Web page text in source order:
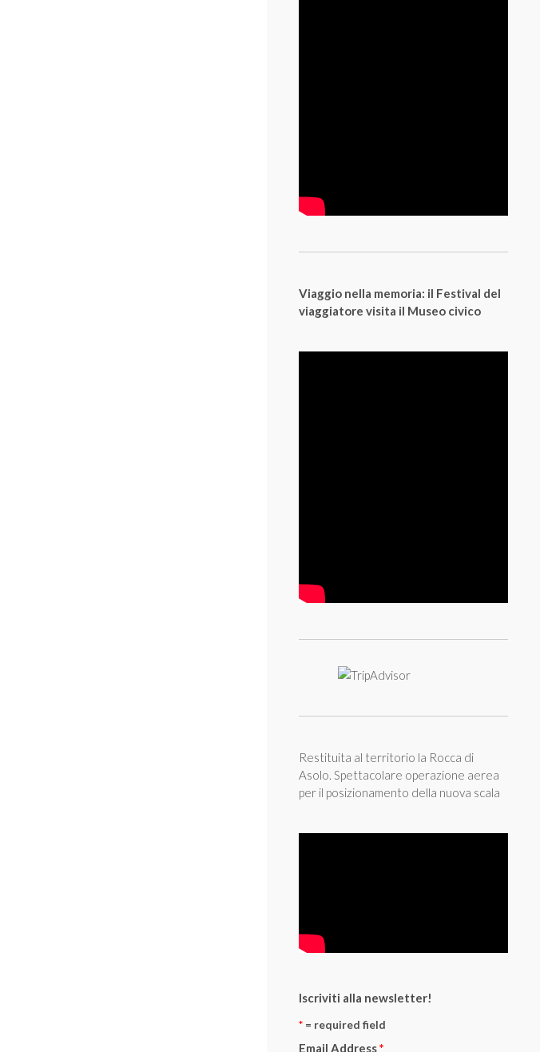
Viaggio nella memoria: il Festival del
viaggiatore visita il Museo civico
Restituita al territorio la Rocca di
Asolo. Spettacolare operazione aerea
per il posizionamento della nuova scala
Iscriviti alla newsletter!
* = required field
Email Address*